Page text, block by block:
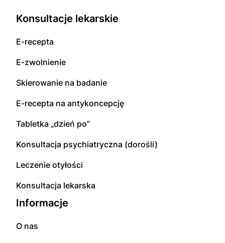
Konsultacje lekarskie
E-recepta
E-zwolnienie
Skierowanie na badanie
E-recepta na antykoncepcję
Tabletka „dzień po”
Konsultacja psychiatryczna (dorośli)
Leczenie otyłości
Konsultacja lekarska
Informacje
O nas